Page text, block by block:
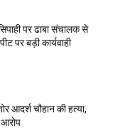
पर ढाबा संचालक से
पर बड़ी कार्यवाही
आदर्श चौहान की हत्या,
आरोप